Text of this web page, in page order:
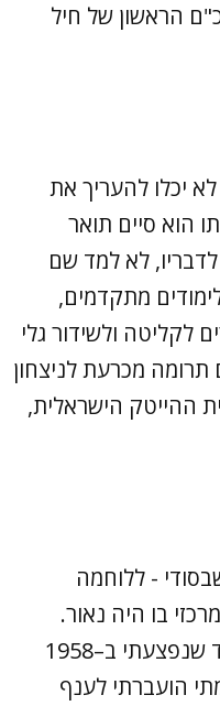
הראשון של חיל
יכלו להעריך את
הוא סיים תואר
לדבריו, לא למד שם
מתקדמים,
לקליטה ולשידור גלי
מכרעת לניצחון
ההייטק הישראלית,
- ללוחמה
בו היה נאור.
סא"ל בדימוס ויקטור מרקו: “עד שנפצעתי ב–1958
הועברתי לענף